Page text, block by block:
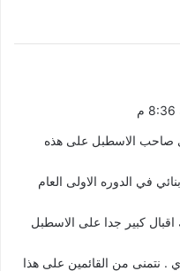
صاحب الاسطبل على هذه
في الدوره الاولى العام
كبير جدا على الاسطبل
. نتمنى من القائمين على هذا